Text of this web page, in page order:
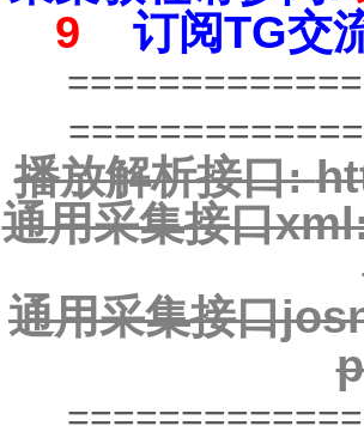
9
订阅TG交
播放解析接口:
通用采集接口
通用采集接口